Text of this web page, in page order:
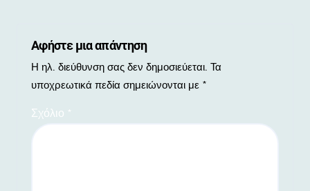
Αφήστε μια απάντηση
Η ηλ. διεύθυνση σας δεν δημοσιεύεται. Τα
υποχρεωτικά πεδία σημειώνονται με *
Σχόλιο *